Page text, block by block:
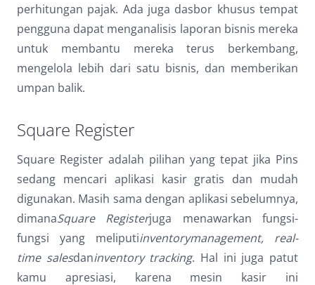
perhitungan pajak. Ada juga dasbor khusus tempat
pengguna dapat menganalisis laporan bisnis mereka
untuk membantu mereka terus berkembang,
mengelola lebih dari satu bisnis, dan memberikan
umpan balik.
Square Register
Square Register adalah pilihan yang tepat jika Pins
sedang mencari aplikasi kasir gratis dan mudah
digunakan. Masih sama dengan aplikasi sebelumnya,
dimanaSquare Registerjuga menawarkan fungsi-
fungsi yang meliputiinventorymanagement, real-
time salesdaninventory tracking. Hal ini juga patut
kamu apresiasi, karena mesin kasir ini